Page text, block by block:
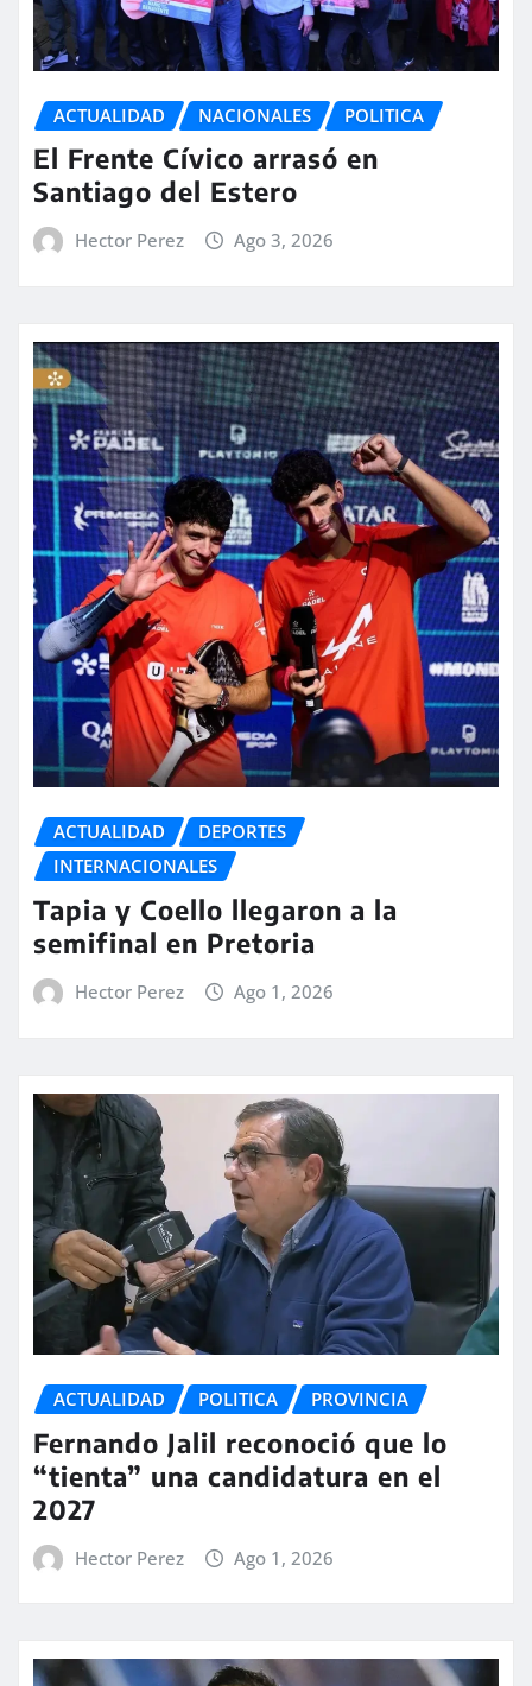
ACTUALIDAD NACIONALES POLITICA
El Frente Cívico arrasó en
Santiago del Estero
Hector Perez Ago 3, 2026
ACTUALIDAD
DEPORTES
INTERNACIONALES
Tapia y Coello llegaron a la
semifinal en Pretoria
Hector Perez Ago 1, 2026
ACTUALIDAD POLITICA PROVINCIA
Fernando Jalil reconoció que lo
“tienta” una candidatura en el
2027
Hector Perez Ago 1, 2026